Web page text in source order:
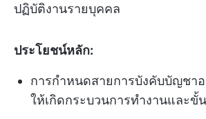
ปฏิบัติงานรายบุคคล
ประโยชน์หลัก:
การกำหนดสายการบังคับบัญชา
ให้เกิดกระบวนการทำงานและขั้